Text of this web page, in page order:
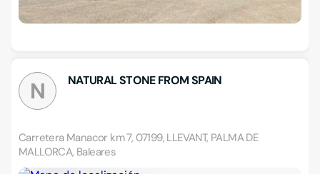
N NATURAL STONE FROM SPAIN
Carretera Manacor km 7, 07199, LLEVANT, PALMA DE
MALLORCA, Baleares